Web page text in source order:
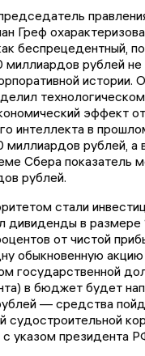
Греф
беспрецедентный,
миллиардов рублей не
истории.
эффект
интеллекта в
рублей, а
Сбера показатель
рублей.
стали
дивиденды в
от чистой
обыкновенную
государственной
в бюджет будет
— средства
судостроительной
с указом президента